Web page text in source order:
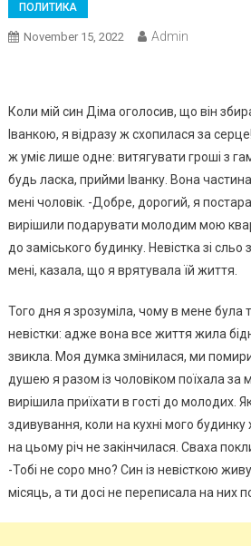
ПОЛИТИКА
November 15, 2022 Admin
Коли мій син Діма оголосив, що він
Іванкою, я відразу ж схопилася за
ж уміє лише одне: витягувати гроші з
будь ласка, прийми Іванку. Вона
мені чоловік. -Добре, дорогий, я
вирішили подарувати молодим мою
до заміського будинку. Невістка зі
мені, казала, що я врятувала їй життя.
Того дня я зрозуміла, чому в мене була
невістки: адже вона все життя жила
звикла. Моя думка змінилася, ми
душею я разом із чоловіком поїхала за
вирішила приїхати в гості до молодих.
здивування, коли на кухні мого
на цьому річ не закінчилася. Сваха
-Тобі не соро мно? Син із невісткою
місяць, а ти досі не переписала на них